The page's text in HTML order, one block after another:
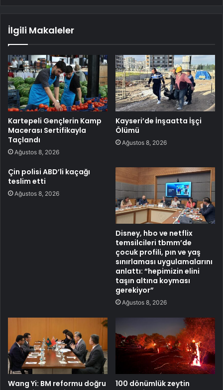
İlgili Makaleler
Kartepeli Gençlerin Kamp
Macerası Sertifikayla
Taçlandı
Ağustos 8, 2026
Kayseri’de İnşaatta İşçi
Ölümü
Ağustos 8, 2026
Çin polisi ABD’li kaçağı
teslim etti
Ağustos 8, 2026
Disney, hbo ve netflix
temsilcileri tbmm’de
çocuk profili, pın ve yaş
sınırlaması uygulamalarını
anlattı: “hepimizin elini
taşın altına koyması
gerekiyor”
Ağustos 8, 2026
Wang Yi: BM reformu doğru
100 dönümlük zeytin